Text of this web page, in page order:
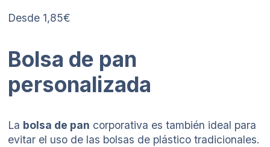
Desde 1,85€
Bolsa de pan
personalizada
La bolsa de pan corporativa es también ideal para
evitar el uso de las bolsas de plástico tradicionales.